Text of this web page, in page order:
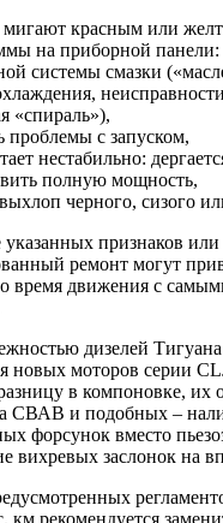
мигают красным или
на приборной панели:
системы смазки
«спираль»),
проблемы с запуском,
нестабильно:
полную мощность,
черного, сизого
признаков или
ремонт могут
время движения с
дизелей
новых моторов серии
в компоновке, их
СВАВ и подобных –
форсунок вместо
вихревых заслонок на